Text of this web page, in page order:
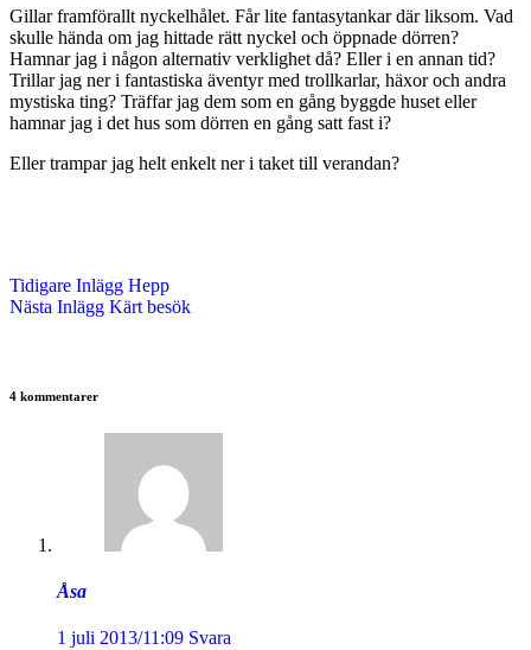
Gillar framförallt nyckelhålet. Får lite fantasytankar där liksom. Vad
skulle hända om jag hittade rätt nyckel och öppnade dörren?
Hamnar jag i någon alternativ verklighet då? Eller i en annan tid?
Trillar jag ner i fantastiska äventyr med trollkarlar, häxor och andra
mystiska ting? Träffar jag dem som en gång byggde huset eller
hamnar jag i det hus som dörren en gång satt fast i?
Eller trampar jag helt enkelt ner i taket till verandan?
Tidigare Inlägg Hepp
Nästa Inlägg Kärt besök
4 kommentarer
Åsa
1 juli 2013/11:09 Svara